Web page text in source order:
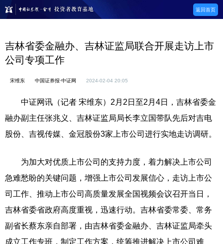
返回首页
吉林省委金融办、吉林证监局联合开展走访上市
公司专项工作
宋维东 中国证券报·中证网 2024-02-04 20:05
中证网讯（记者 宋维东）2月2日至2月4日，吉林省委金
融办副主任张兆义、吉林证监局局长李立国带队先后对吉电
股份、吉视传媒、金冠股份3家上市公司进行实地走访调研。
为加大对优质上市公司的支持力度，着力解决上市公司
急难愁盼的关键问题，增强上市公司发展信心，走访上市公
司工作、推动上市公司高质量发展全国视频会议召开当日，
吉林省委省政府高度重视，迅速行动。吉林省委常委、常务
副省长蔡东亲自部署，由吉林省委金融办、吉林证监局牵头
成立工作专班，制定工作方案，统筹推进解决上市公司难